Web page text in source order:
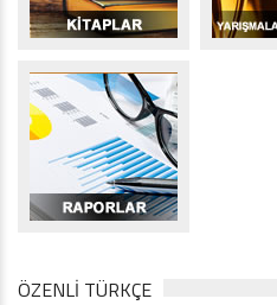
ÖZENLİ TÜRKÇE